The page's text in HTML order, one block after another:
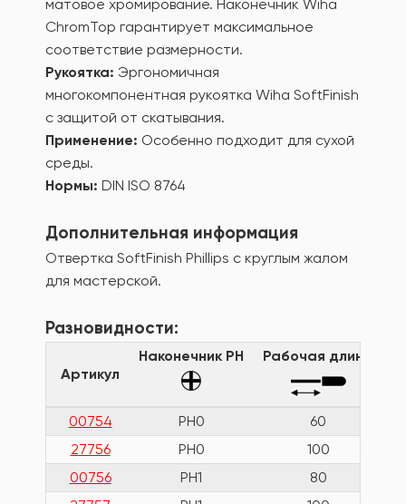
матовое хромирование. Наконечник Wiha
ChromTop гарантирует максимальное
соответствие размерности.
Рукоятка: Эргономичная
многокомпонентная рукоятка Wiha SoftFinish
с защитой от скатывания.
Применение: Особенно подходит для сухой
среды.
Нормы: DIN ISO 8764
Дополнительная информация
Отвертка SoftFinish Phillips с круглым жалом
для мастерской.
Разновидности:
Артикул
Наконечник PH Рабочая длина
00754 PH0
60
27756
PH0
100
00756
PH1
80